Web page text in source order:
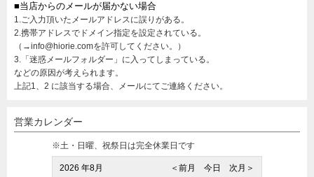
■当店からのメールが届かない場合
1.ご入力頂いたメールアドレスに誤りがある。
2.携帯アドレスでドメイン指定を設定されている。
（→info@hiorie.comを許可してください。）
3.「迷惑メールフォルダー」に入ってしまっている。
などの原因が考えられます。
上記1、2 に該当する場合、メールにてご連絡ください。
営業カレンダー
※土・日曜、祝祭日は完全休業日です
2026 年8月 次月＞
今日
＜前月